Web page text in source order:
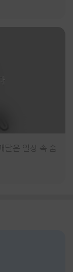
달은 일상 속 숨